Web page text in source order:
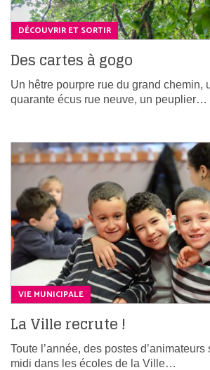
DÉCOUVRIR ET SORTIR
Des cartes à gogo
Un hêtre pourpre rue du grand chemin,
quarante écus rue neuve, un peuplier…
VIE MUNICIPALE
La Ville recrute !
Toute l’année, des postes
midi dans les écoles de la Ville…